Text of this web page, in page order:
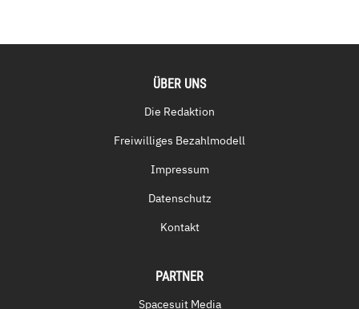
ÜBER UNS
Die Redaktion
Freiwilliges Bezahlmodell
Impressum
Datenschutz
Kontakt
PARTNER
Spacesuit Media